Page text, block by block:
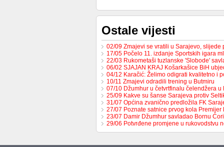
Ostale vijesti
02/09 Zmajevi se vratili u Sarajevo,
17/05 Počelo 11. izdanje Sportskih igara
22/03 Rukometaši tuzlanske 'Slobode'
06/02 SJAJAN KRAJ Košarkašice BiH
04/12 Karačić: Želimo odigrati kvalitetno i
10/11 Zmajevi odradili trening u Butmiru
07/10 Džumhur u četvrtfinalu čelendžera u
25/09 Kakve su šanse Sarajeva protiv
31/07 Općina zvanično predložila FK
27/07 Poznate satnice prvog kola
23/07 Damir Džumhur savladao Bornu
29/06 Potvrđene promjene u rukovodstvu